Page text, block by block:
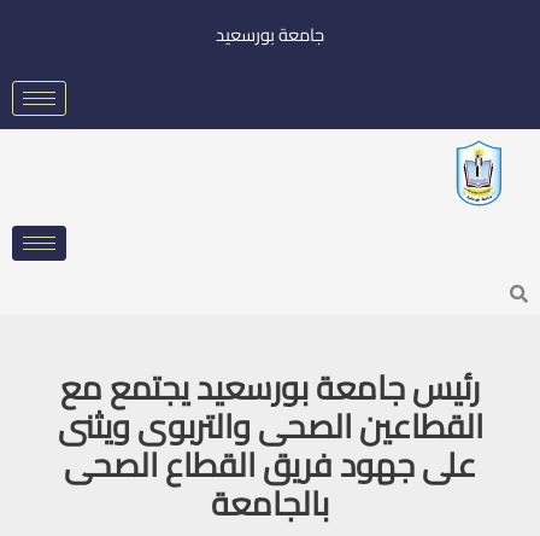
جامعة بورسعيد
Search
رئيس جامعة بورسعيد يجتمع مع
القطاعين الصحى والتربوى ويثنى
على جهود فريق القطاع الصحى
بالجامعة